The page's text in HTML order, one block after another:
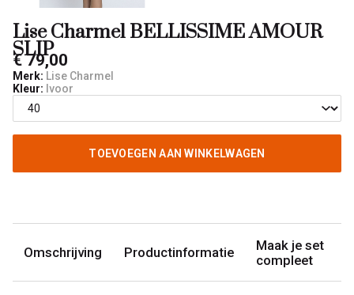
Lise Charmel BELLISSIME AMOUR
SLIP
€ 79,00
Merk: Lise Charmel
Kleur: Ivoor
TOEVOEGEN AAN WINKELWAGEN
Omschrijving Productinformatie
Maak je set
compleet